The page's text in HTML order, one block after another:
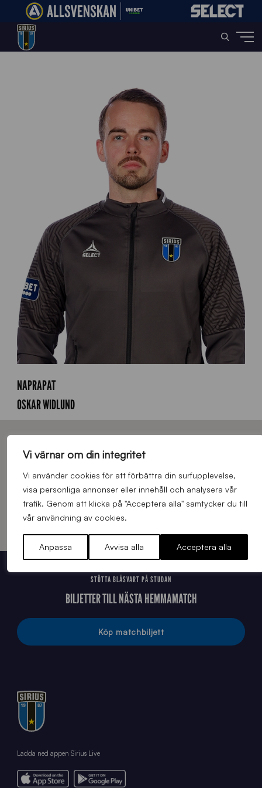
Vi värnar om din integritet
Vi använder cookies för att förbättra din surfupplevelse,
visa personliga annonser eller innehåll och analysera vår
trafik. Genom att klicka på "Acceptera alla" samtycker du till
vår användning av cookies.
Anpassa Avvisa alla Acceptera alla
Home»
NAPRAPAT
OSKAR WIDLUND
HUVUDPARTNERS – SIRIUS FOTBOLL
STÖTTA BLÅSVART PÅ STUDAN
BILJETTER TILL NÄSTA HEMMAMATCH
Köp matchbiljett
Ladda ned appen Sirius Live